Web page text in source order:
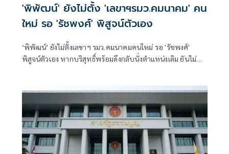
'พิพัฒน์' ยังไม่ตั้ง 'เลขาฯรมว.คมนาคม' คน
ใหม่ รอ 'รัชพงศ์' พิสูจน์ตัวเอง
‘พิพัฒน์’ ยังไม่ตั้งเลขาฯ รมว.คมนาคมคนใหม่ รอ 'รัชพงศ์'
พิสูจน์ตัวเอง หากบริสุทธิ์พร้อมดึงกลับนั่งตำแหน่งเดิม ยันไม่